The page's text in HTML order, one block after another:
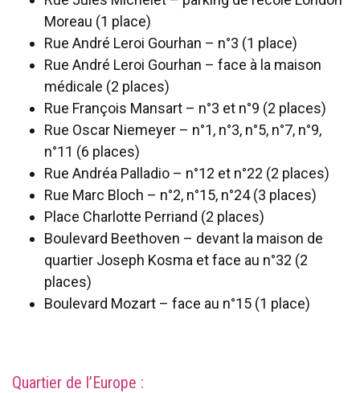
Moreau (1 place)
Rue André Leroi Gourhan – n°3 (1 place)
Rue André Leroi Gourhan – face à la maison
médicale (2 places)
Rue François Mansart – n°3 et n°9 (2 places)
Rue Oscar Niemeyer – n°1, n°3, n°5, n°7, n°9,
n°11 (6 places)
Rue Andréa Palladio – n°12 et n°22 (2 places)
Rue Marc Bloch – n°2, n°15, n°24 (3 places)
Place Charlotte Perriand (2 places)
Boulevard Beethoven – devant la maison de
quartier Joseph Kosma et face au n°32 (2
places)
Boulevard Mozart – face au n°15 (1 place)
Quartier de l’Europe :